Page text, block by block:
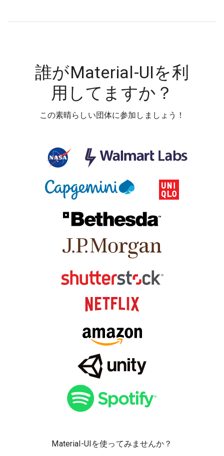
誰がMaterial-UIを利
用してますか？
この素晴らしい団体に参加しましょう！
Material-UIを使ってみませんか？